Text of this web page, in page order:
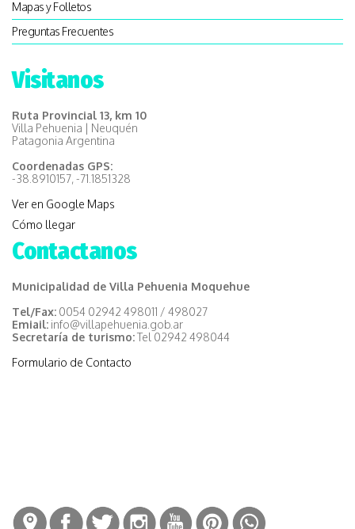
Mapas y Folletos
Preguntas Frecuentes
Visitanos
Ruta Provincial 13, km 10
Villa Pehuenia | Neuquén
Patagonia Argentina
Coordenadas GPS:
-38.8910157, -71.1851328
Ver en Google Maps
Cómo llegar
Contactanos
Municipalidad de Villa Pehuenia Moquehue
Tel/Fax: 0054 02942 498011 / 498027
Emiail: info@villapehuenia.gob.ar
Secretaría de turismo:Tel 02942 498044
Formulario de Contacto